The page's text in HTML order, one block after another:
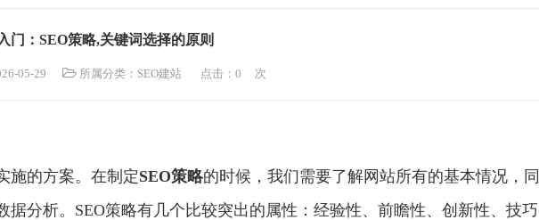
门：SEO策略,关键词选择的原则
05-29 所属分类： SEO建站 点击： 0 次
施的方案。在制定SEO策略的时候，我们需要了解网站所有的基本情况，同
分析。SEO策略有几个比较突出的属性：经验性、前瞻性、创新性、技巧